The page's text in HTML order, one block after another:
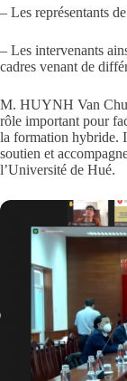
– Les représentants
– Les intervenants
cadres venant de
M. HUYNH Van
rôle important pour
la formation hybride.
soutien et
l’Université de Hué.